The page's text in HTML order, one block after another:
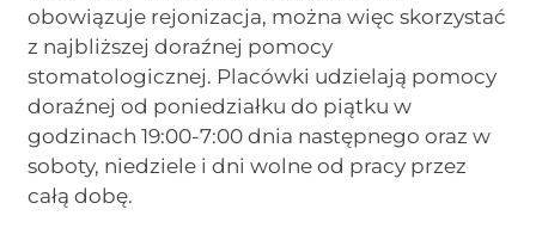
obowiązuje rejonizacja, można więc skorzystać
z najbliższej doraźnej pomocy
stomatologicznej. Placówki udzielają pomocy
doraźnej od poniedziałku do piątku w
godzinach 19:00-7:00 dnia następnego oraz w
soboty, niedziele i dni wolne od pracy przez
całą dobę.